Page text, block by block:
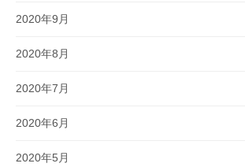
2020年9月
2020年8月
2020年7月
2020年6月
2020年5月